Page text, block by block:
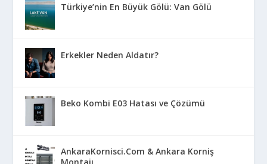
Türkiye’nin En Büyük Gölü: Van Gölü
Erkekler Neden Aldatır?
Beko Kombi E03 Hatası ve Çözümü
AnkaraKornisci.Com & Ankara Korniş
Montajı